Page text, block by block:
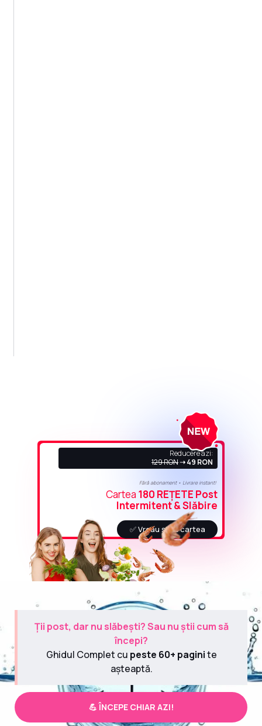
Fără abonament • Livrare instant!
✅ Vreau și eu cartea
Reducere azi:
129 RON➝ 49 RON
Cartea 180 REȚETE Post
Intermitent & Slăbire
Ții post, dar nu slăbești? Sau nu știi cum să
începi?
Ghidul Complet cu peste 60+ paginite
așteaptă.
💪 ÎNCEPE CHIAR AZI!